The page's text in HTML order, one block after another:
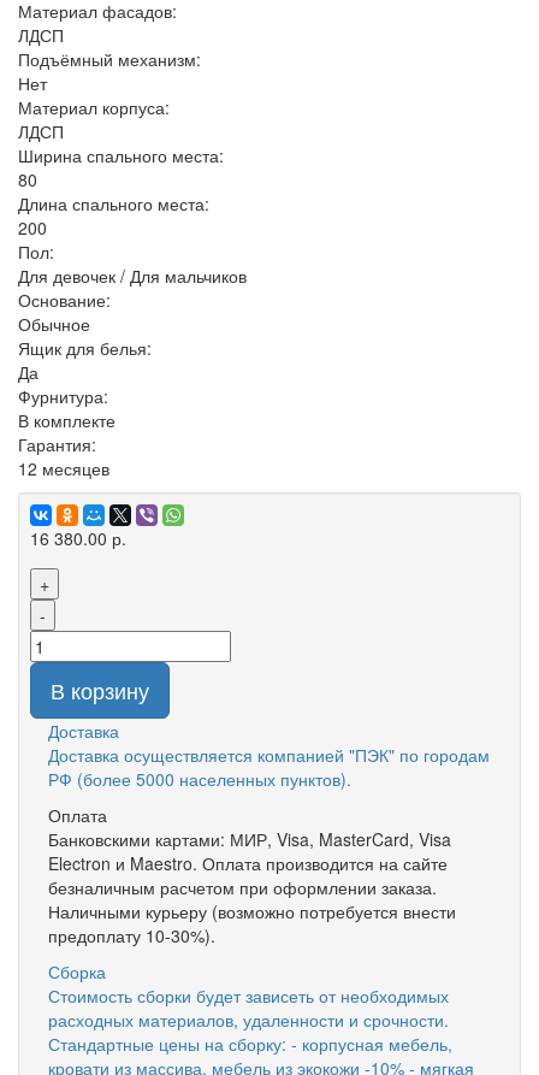
Материал фасадов:
ЛДСП
Подъёмный механизм:
Нет
Материал корпуса:
ЛДСП
Ширина спального места:
80
Длина спального места:
200
Пол:
Для девочек / Для мальчиков
Основание:
Обычное
Ящик для белья:
Да
Фурнитура:
В комплекте
Гарантия:
12 месяцев
16 380.00 р.
+
-
В корзину
Доставка
Доставка осуществляется компанией "ПЭК" по городам
РФ (более 5000 населенных пунктов).
Оплата
Банковскими картами: МИР, Visa, MasterCard, Visa
Electron и Maestro. Оплата производится на сайте
безналичным расчетом при оформлении заказа.
Наличными курьеру (возможно потребуется внести
предоплату 10-30%).
Сборка
Стоимость сборки будет зависеть от необходимых
расходных материалов, удаленности и срочности.
Стандартные цены на сборку: - корпусная мебель,
кровати из массива, мебель из экокожи -10% - мягкая